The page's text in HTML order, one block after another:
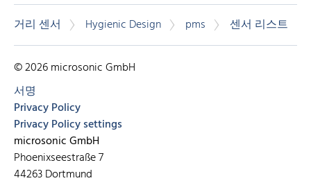
거리 센서 Hygienic Design pms 센서 리스트
© 2026 microsonic GmbH
서명
Privacy Policy
Privacy Policy settings
microsonic GmbH
Phoenixseestraße 7
44263 Dortmund